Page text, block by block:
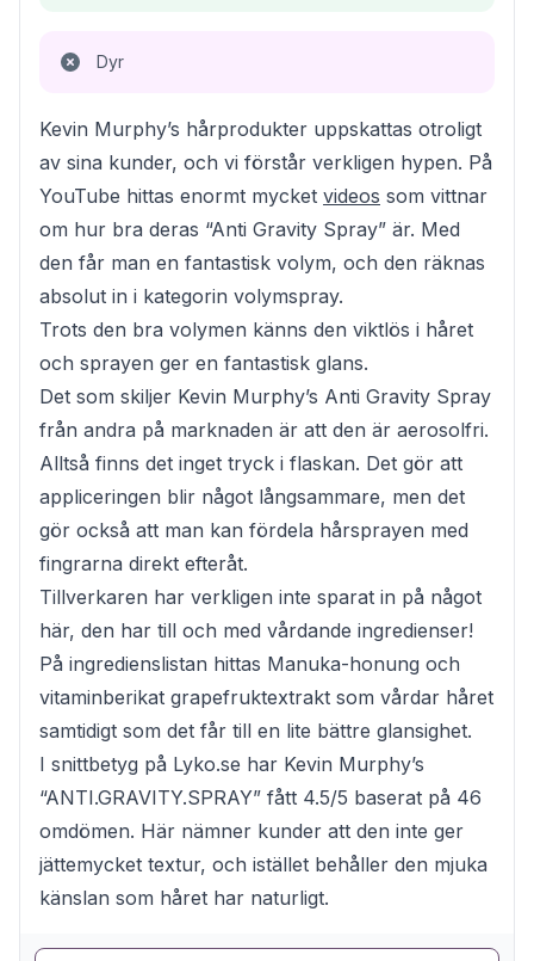
Dyr
Kevin Murphy’s hårprodukter uppskattas otroligt
av sina kunder, och vi förstår verkligen hypen. På
YouTube hittas enormt mycket videos som vittnar
om hur bra deras “Anti Gravity Spray” är. Med
den får man en fantastisk volym, och den räknas
absolut in i kategorin volymspray.
Trots den bra volymen känns den viktlös i håret
och sprayen ger en fantastisk glans.
Det som skiljer Kevin Murphy’s Anti Gravity Spray
från andra på marknaden är att den är aerosolfri.
Alltså finns det inget tryck i flaskan. Det gör att
appliceringen blir något långsammare, men det
gör också att man kan fördela hårsprayen med
fingrarna direkt efteråt.
Tillverkaren har verkligen inte sparat in på något
här, den har till och med vårdande ingredienser!
På ingredienslistan hittas Manuka-honung och
vitaminberikat grapefruktextrakt som vårdar håret
samtidigt som det får till en lite bättre glansighet.
I snittbetyg på Lyko.se har Kevin Murphy’s
“ANTI.GRAVITY.SPRAY” fått 4.5/5 baserat på 46
omdömen. Här nämner kunder att den inte ger
jättemycket textur, och istället behåller den mjuka
känslan som håret har naturligt.